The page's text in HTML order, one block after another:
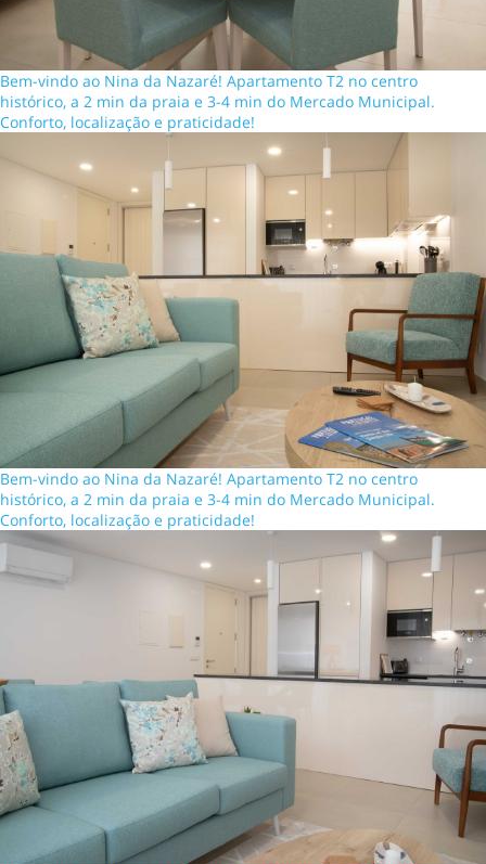
Bem-vindo ao Nina da Nazaré! Apartamento T2 no centro
histórico, a 2 min da praia e 3-4 min do Mercado Municipal.
Conforto, localização e praticidade!
Bem-vindo ao Nina da Nazaré! Apartamento T2 no centro
histórico, a 2 min da praia e 3-4 min do Mercado Municipal.
Conforto, localização e praticidade!